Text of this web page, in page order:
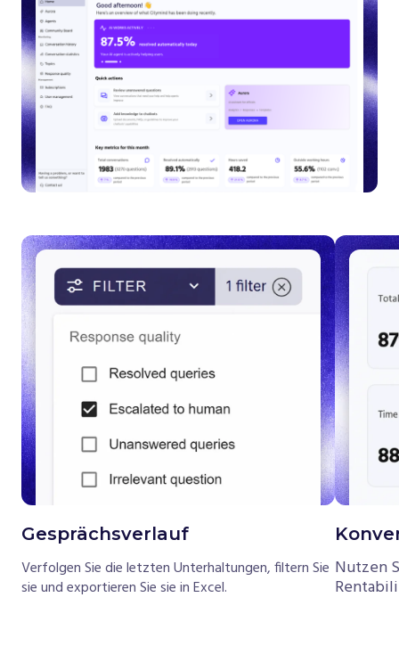
Gesprächsverlauf
Verfolgen Sie die letzten Unterhaltungen, filtern Sie
sie und exportieren Sie sie in Excel.
Nutzen